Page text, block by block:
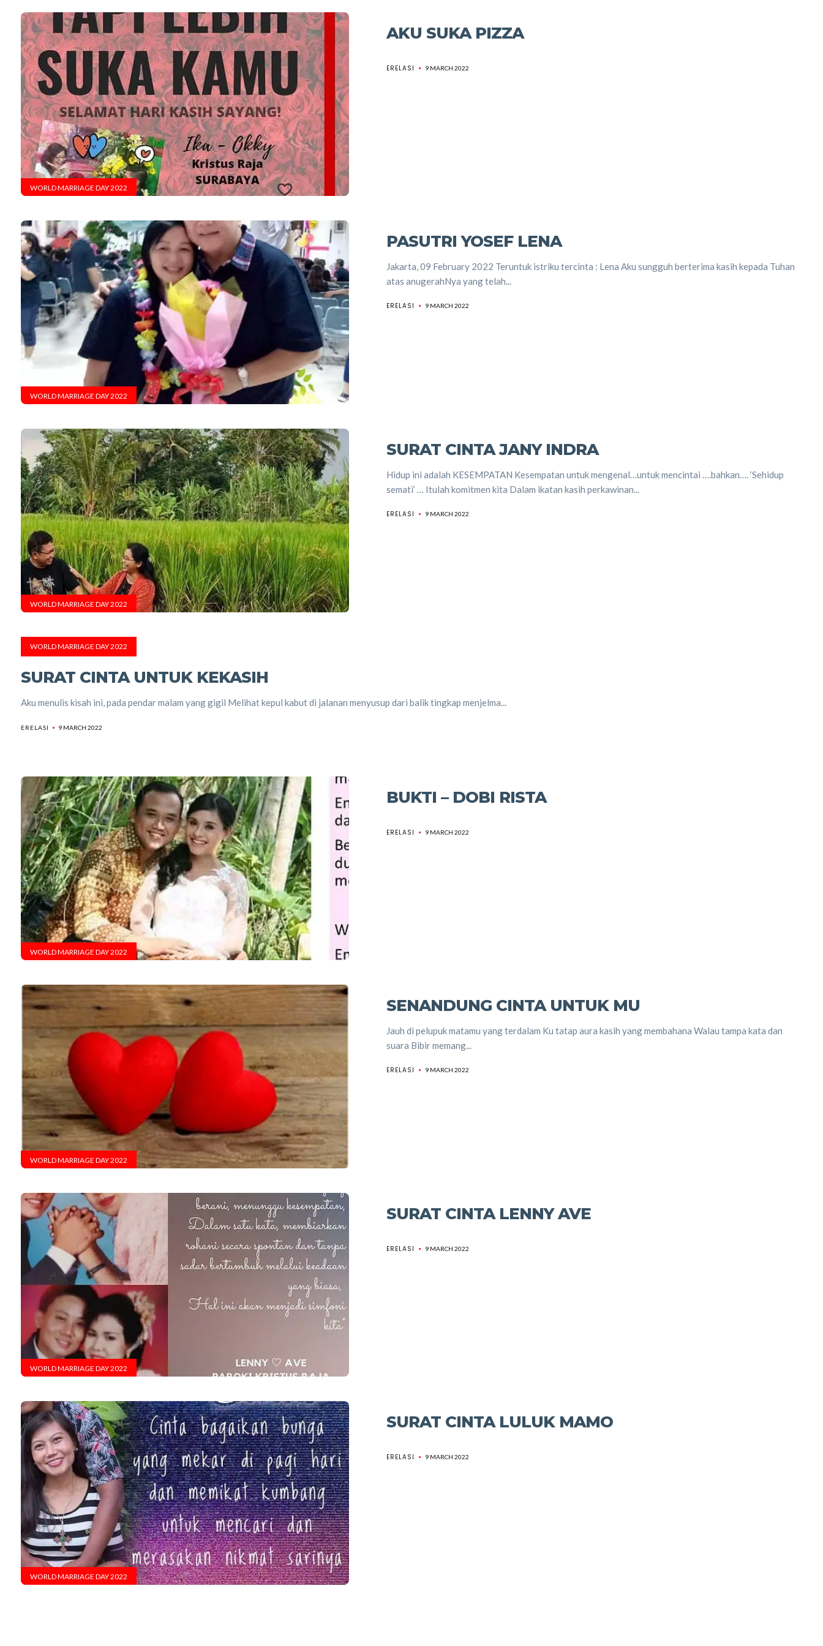
WORLD MARRIAGE DAY 2022
AKU SUKA PIZZA
ERELASI 9 MARCH 2022
WORLD MARRIAGE DAY 2022
PASUTRI YOSEF LENA
Jakarta, 09 February 2022 Teruntuk istriku tercinta : Lena Aku sungguh berterima kasih kepada Tuhan
atas anugerahNya yang telah...
ERELASI 9 MARCH 2022
WORLD MARRIAGE DAY 2022
SURAT CINTA JANY INDRA
Hidup ini adalah KESEMPATAN Kesempatan untuk mengenal…untuk mencintai ….bahkan…. ‘Sehidup
semati’ … Itulah komitmen kita Dalam ikatan kasih perkawinan...
ERELASI 9 MARCH 2022
WORLD MARRIAGE DAY 2022
SURAT CINTA UNTUK KEKASIH
Aku menulis kisah ini, pada pendar malam yang gigil Melihat kepul kabut di jalanan menyusup dari balik tingkap menjelma...
ERELASI 9 MARCH 2022
WORLD MARRIAGE DAY 2022
BUKTI – DOBI RISTA
ERELASI 9 MARCH 2022
WORLD MARRIAGE DAY 2022
SENANDUNG CINTA UNTUK MU
Jauh di pelupuk matamu yang terdalam Ku tatap aura kasih yang membahana Walau tampa kata dan
suara Bibir memang...
ERELASI 9 MARCH 2022
WORLD MARRIAGE DAY 2022
SURAT CINTA LENNY AVE
ERELASI 9 MARCH 2022
WORLD MARRIAGE DAY 2022
SURAT CINTA LULUK MAMO
ERELASI 9 MARCH 2022